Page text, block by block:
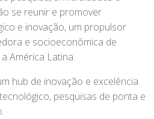
se reunir e promover
e inovação, um propulsor
e socioeconômica de
América Latina.
hub de inovação e excelência
pesquisas de ponta e